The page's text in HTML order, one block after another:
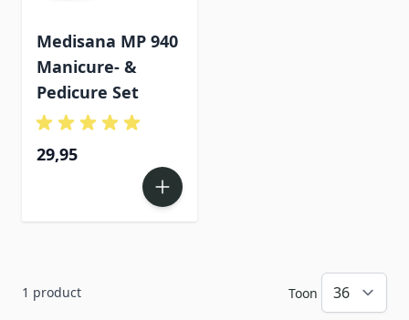
Medisana MP 940
Manicure- &
Pedicure Set
29,95
1 product Toon